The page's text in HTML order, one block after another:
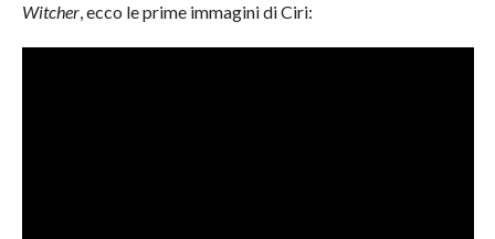
Witcher, ecco le prime immagini di Ciri: